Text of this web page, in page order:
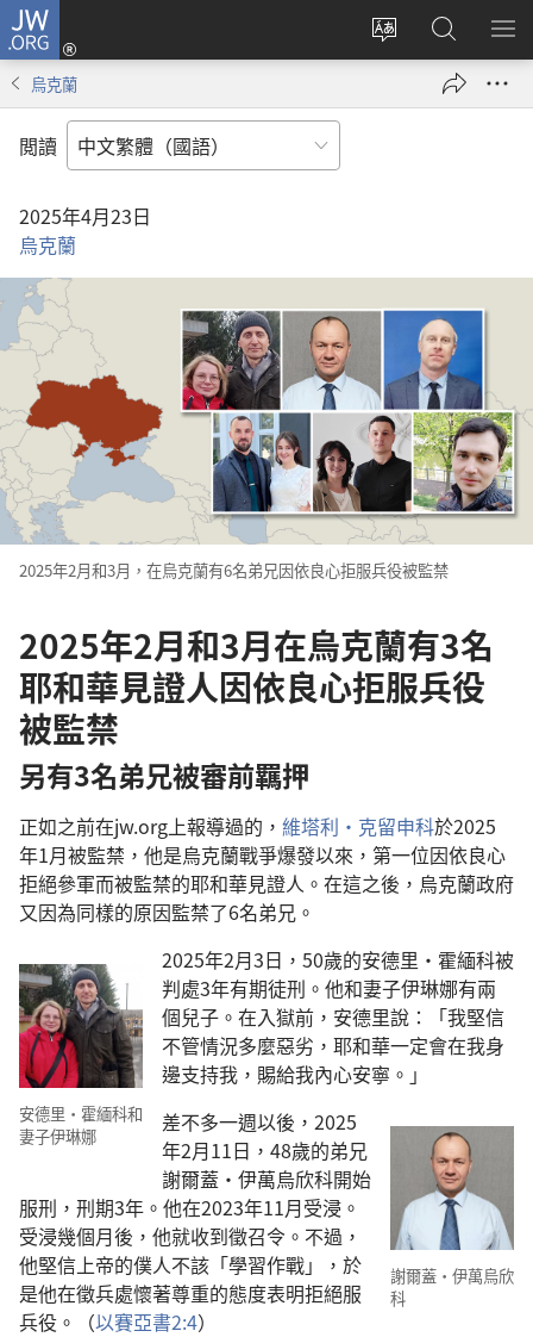
JW.ORG
更
登
入
（開
搜
尋
JW.ORG
顯
烏克蘭
閲讀
2025年4月23日
烏克蘭
2025年2月和3月，在烏克蘭有6名弟兄因依良心拒服兵役被監禁
2025年2月和3月在烏克蘭有3名
耶和華見證人因依良心拒服兵役
被監禁
另有3名弟兄被審前羈押
正如之前在jw.org上報導過的， 維塔利·克留申科於2025
年1月被監禁，他是烏克蘭戰爭爆發以來，第一位因依良心
拒絕參軍而被監禁的耶和華見證人。在這之後，烏克蘭政府
又因為同樣的原因監禁了6名弟兄。
安德里·霍緬科和
妻子伊琳娜
2025年2月3日，50歲的安德里·霍緬科被
判處3年有期徒刑。他和妻子伊琳娜有兩
個兒子。在入獄前，安德里說：「我堅信
不管情況多麼惡劣，耶和華一定會在我身
邊支持我，賜給我內心安寧。」
謝爾蓋·伊萬烏欣
科
差不多一週以後，2025
年2月11日，48歲的弟兄
謝爾蓋·伊萬烏欣科開始
服刑，刑期3年。他在2023年11月受浸。
受浸幾個月後，他就收到徵召令。不過，
他堅信上帝的僕人不該「學習作戰」，於
是他在徵兵處懷著尊重的態度表明拒絕服
兵役。（以賽亞書2:4）